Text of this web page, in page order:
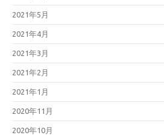
2021年5月
2021年4月
2021年3月
2021年2月
2021年1月
2020年11月
2020年10月